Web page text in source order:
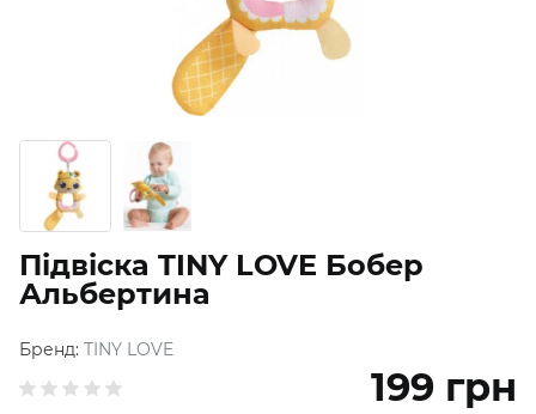
Підвіска TINY LOVE Бобер
Альбертина
Бренд: TINY LOVE
199 грн